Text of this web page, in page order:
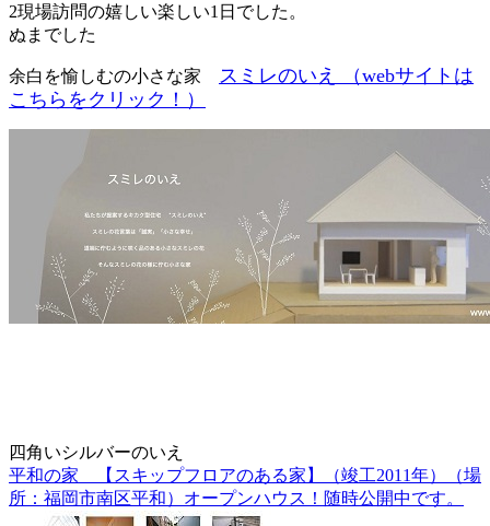
2現場訪問の嬉しい楽しい1日でした。
ぬまでした
余白を愉しむの小さな家
スミレのいえ （webサイトは
こちらをクリック！）
四角いシルバーのいえ
平和の家 【スキップフロアのある家】（竣工2011年）（場
所：福岡市南区平和）オープンハウス！随時公開中です。